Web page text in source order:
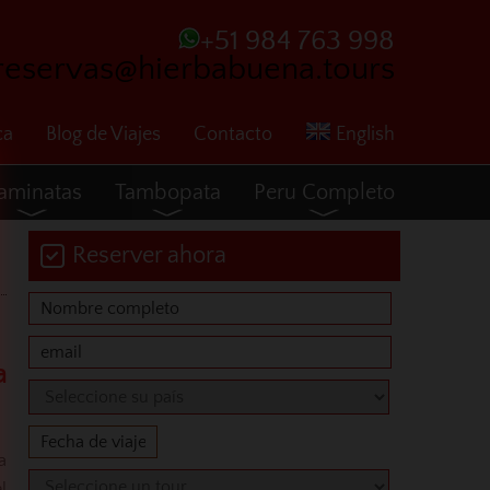
+51 984 763 998
Blog de Viajes Contacto English
Peru Completo
Tambopata
Reserver ahora